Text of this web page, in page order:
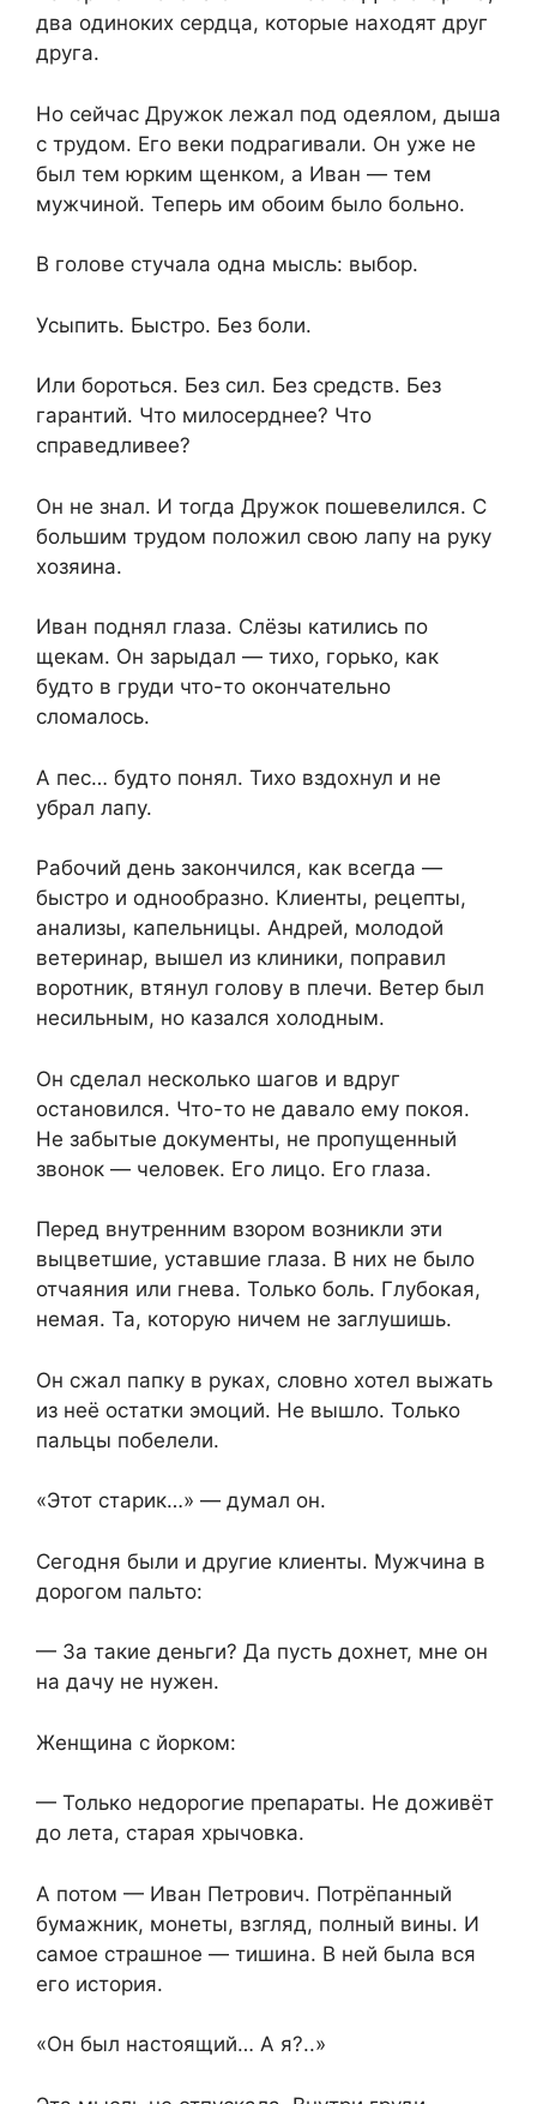
два одиноких сердца, которые находят друг
друга.
Но сейчас Дружок лежал под одеялом, дыша
с трудом. Его веки подрагивали. Он уже не
был тем юрким щенком, а Иван — тем
мужчиной. Теперь им обоим было больно.
В голове стучала одна мысль: выбор.
Усыпить. Быстро. Без боли.
Или бороться. Без сил. Без средств. Без
гарантий. Что милосерднее? Что
справедливее?
Он не знал. И тогда Дружок пошевелился. С
большим трудом положил свою лапу на руку
хозяина.
Иван поднял глаза. Слёзы катились по
щекам. Он зарыдал — тихо, горько, как
будто в груди что-то окончательно
сломалось.
А пес… будто понял. Тихо вздохнул и не
убрал лапу.
Рабочий день закончился, как всегда —
быстро и однообразно. Клиенты, рецепты,
анализы, капельницы. Андрей, молодой
ветеринар, вышел из клиники, поправил
воротник, втянул голову в плечи. Ветер был
несильным, но казался холодным.
Он сделал несколько шагов и вдруг
остановился. Что-то не давало ему покоя.
Не забытые документы, не пропущенный
звонок — человек. Его лицо. Его глаза.
Перед внутренним взором возникли эти
выцветшие, уставшие глаза. В них не было
отчаяния или гнева. Только боль. Глубокая,
немая. Та, которую ничем не заглушишь.
Он сжал папку в руках, словно хотел выжать
из неё остатки эмоций. Не вышло. Только
пальцы побелели.
«Этот старик…» — думал он.
Сегодня были и другие клиенты. Мужчина в
дорогом пальто:
— За такие деньги? Да пусть дохнет, мне он
на дачу не нужен.
Женщина с йорком:
— Только недорогие препараты. Не доживёт
до лета, старая хрычовка.
А потом — Иван Петрович. Потрёпанный
бумажник, монеты, взгляд, полный вины. И
самое страшное — тишина. В ней была вся
его история.
«Он был настоящий… А я?..»